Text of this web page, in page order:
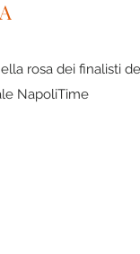
rosa dei finalisti
NapoliTime